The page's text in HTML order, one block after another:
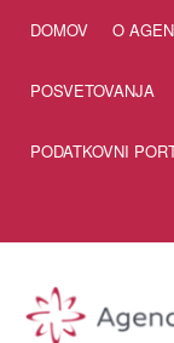
DOMOV O
POSVETOVANJA
PODATKOVNI